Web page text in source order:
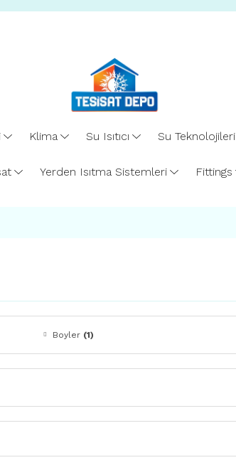
Klima Su Isıtıcı Su Teknolojileri
Yerden Isıtma Sistemleri Fittings
Boyler (1)